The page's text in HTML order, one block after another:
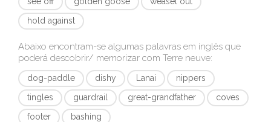
hold against
Abaixo encontram-se algumas palavras em inglês que
poderá descobrir/ memorizar com Terre neuve:
dog-paddle dishy Lanai
nippers
tingles
guardrail great-grandfather
coves
footer
bashing